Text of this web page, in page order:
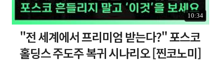
10:34
"전 세계에서 프리미엄 받는다?" 포스코
홀딩스 주도주 복귀 시나리오 [찐코노미]